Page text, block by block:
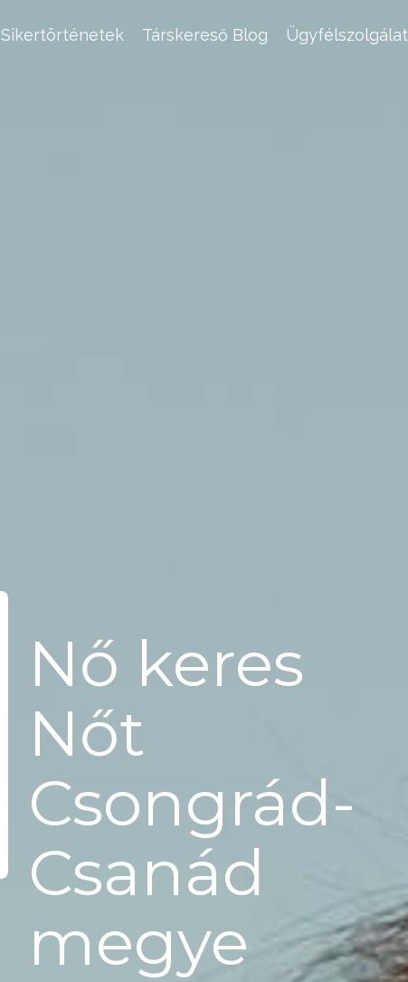
Sikertörténetek Társkereső Blog Ügyfélszolgálat
Nő keres
Nőt
Csongrád-
Csanád
megye